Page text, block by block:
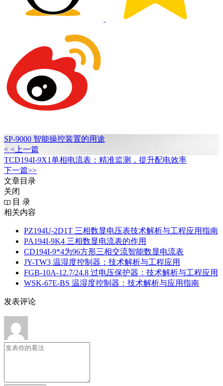
SP-9000 智能操控装置的用途
< <上一篇
TCD194I-9X1单相电流表：精准监测，提升配电效率
下一篇>>
文章目录
关闭
目 录
相关内容
PZ194U-2D1T 三相数显电压表技术解析与工程应用指南
PA194I‑9K4 三相数显电流表的作用
CD194I‑9*4为96方形三相交流智能数显电流表
JY-TW3 温湿度控制器：技术解析与工程应用
FGB-10A-12.7/24.8 过电压保护器：技术解析与工程应用
WSK-67E-BS 温湿度控制器：技术解析与应用指南
发表评论